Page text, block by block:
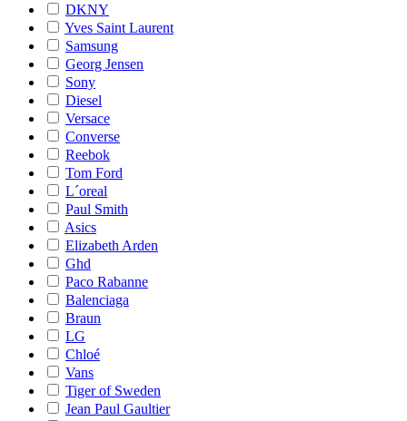
DKNY
Yves Saint Laurent
Samsung
Georg Jensen
Sony
Diesel
Versace
Converse
Reebok
Tom Ford
L´oreal
Paul Smith
Asics
Elizabeth Arden
Ghd
Paco Rabanne
Balenciaga
Braun
LG
Chloé
Vans
Tiger of Sweden
Jean Paul Gaultier